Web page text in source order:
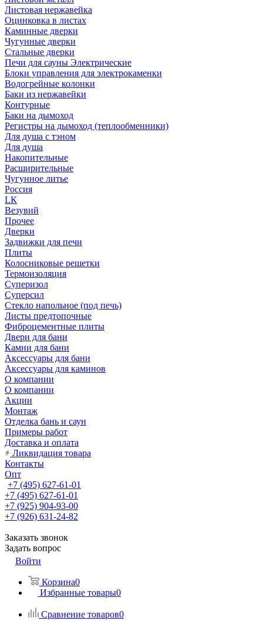
Листовая нержавейка
Оцинковка в листах
Каминные дверки
Чугунные дверки
Стальные дверки
Печи для сауны Электрические
Блоки управления для электрокаменки
Водогрейные колонки
Баки из нержавейки
Контурные
Баки на дымоход
Регистры на дымоход (теплообменники)
Для душа с тэном
Для душа
Накопительные
Расширительные
Чугунное литье
Россия
LК
Везувий
Прочее
Дверки
Задвижки для печи
Плиты
Колосниковые решетки
Термоизоляция
Суперизол
Суперсил
Стекло напольное (под печь)
Листы предтопочные
Фиброцементные плиты
Двери для бани
Камни для бани
Аксессуары для бани
Аксессуары для каминов
О компании
О компании
Акции
Монтаж
Отделка бань и саун
Примеры работ
Доставка и оплата
Ликвидация товара
Контакты
Опт
+7 (495) 627-61-01
+7 (495) 627-61-01
+7 (925) 904-93-00
+7 (926) 631-24-82
Заказать звонок
Задать вопрос
Войти
Корзина0
Избранные товары0
Сравнение товаров0